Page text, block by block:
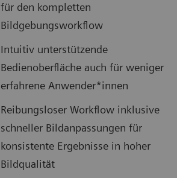
für den kompletten
Bildgebungsworkflow
Intuitiv unterstützende
Bedienoberfläche auch für weniger
erfahrene Anwender*innen
Reibungsloser Workflow inklusive
schneller Bildanpassungen für
konsistente Ergebnisse in hoher
Bildqualität